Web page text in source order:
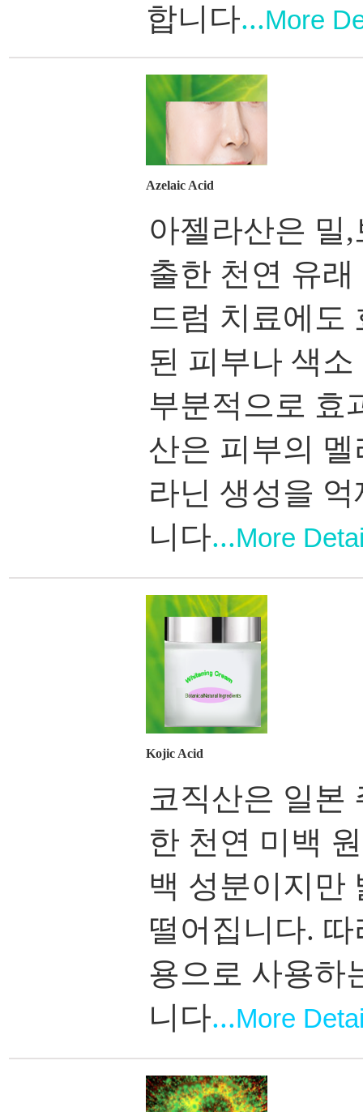
합니다...More
Azelaic Acid
아젤라산은 밀
출한 천연 유
드럼 치료에도
된 피부나 색
부분적으로 효
산은 피부의
라닌 생성을
니다...More
Kojic Acid
코직산은 일본
한 천연 미백
백 성분이지만
떨어집니다.
용으로 사용하
니다...More